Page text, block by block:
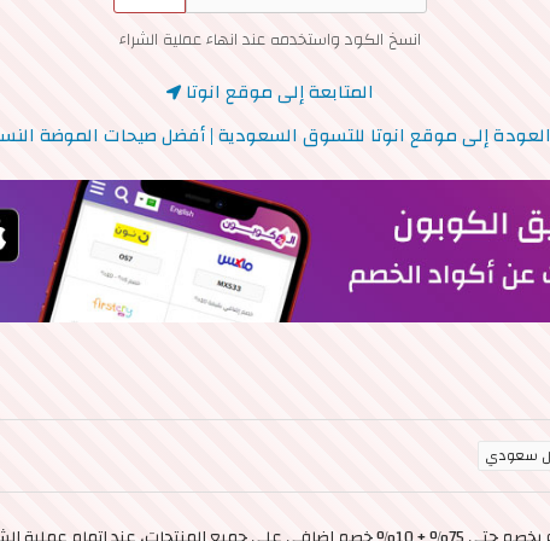
انسخ الكود واستخدمه عند انهاء عملية الشراء
المتابعة إلى موقع انوتا
العودة إلى موقع انوتا للتسوق السعودية | أفضل صيحات الموضة